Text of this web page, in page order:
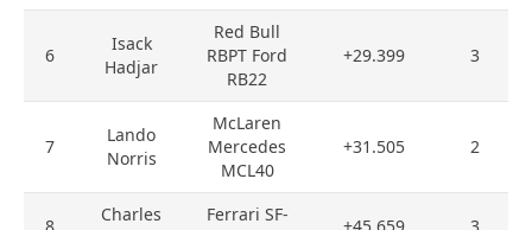
6
Isack
Hadjar
Red Bull
RBPT Ford
RB22
+29.399 3
7
Lando
Norris
McLaren
Mercedes
MCL40
+31.505 2
Charles
Ferrari SF-